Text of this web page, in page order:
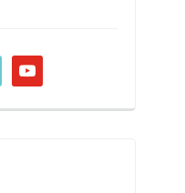
youtube